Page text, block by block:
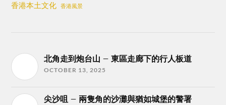
香港本土文化 香港風景
北角走到炮台山 – 東區走廊下的行人板道
OCTOBER 13, 2025
尖沙咀 – 兩隻角的沙灘與猶如城堡的警署